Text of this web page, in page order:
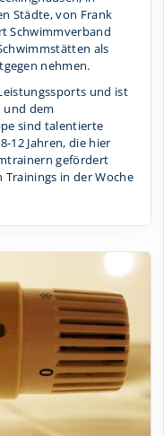
Städte, von Frank
Schwimmverband
als
nehmen.
und ist
und dem
sind talentierte
12 Jahren, die hier
gefördert
in der Woche